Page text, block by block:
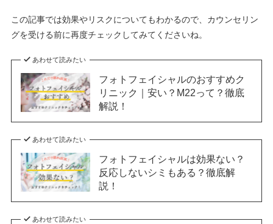
この記事では効果やリスクについてもわかるので、カウンセリン
グを受ける前に再度チェックしてみてくださいね。
あわせて読みたい
フォトフェイシャルのおすすめク
リニック｜安い？M22って？徹底
解説！
あわせて読みたい
フォトフェイシャルは効果ない？
反応しないシミもある？徹底解
説！
あわせて読みたい